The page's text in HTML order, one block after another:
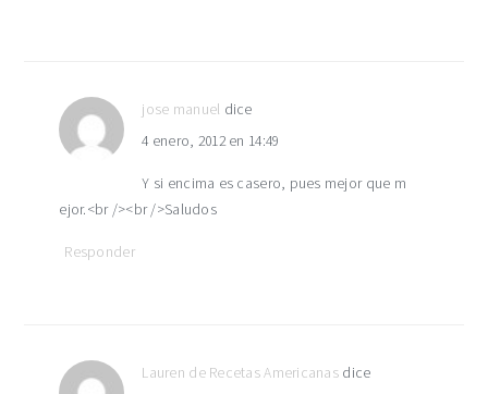
jose manuel dice
4 enero, 2012 en 14:49
Y si encima es casero, pues mejor que m
ejor.<br /><br />Saludos
Responder
Lauren de Recetas Americanas dice